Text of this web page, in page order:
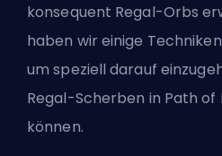
konsequent Regal-Orbs
haben wir einige
um speziell darauf
Regal-Scherben in Path of
können.